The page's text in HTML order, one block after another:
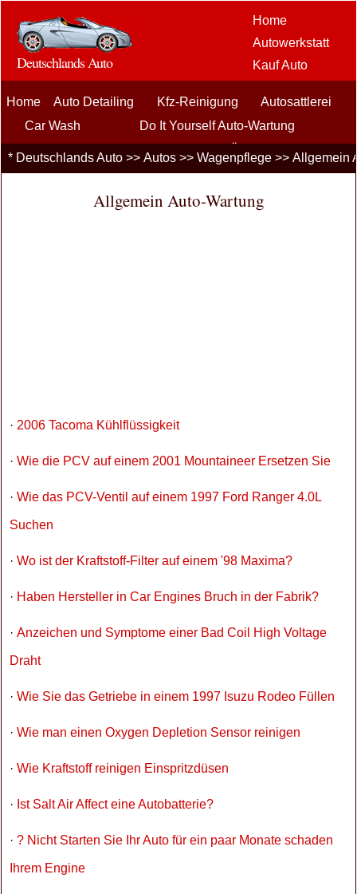
Home
Autowerkstatt
Kauf Auto
Optionen
Auto-
Kfz-
Versicherung
Car Loans
Finanzierung
Deutschlands Auto
Home Auto Detailing Kfz-Reinigung
Autosattlerei
Car Wash
Do It Yourself Auto-Wartung
Allgemein Auto-Wartung
Ölwechsel
Professionelle Auto-Wartung
Reifenwartung Tune Ups
* Deutschlands Auto >> Autos >> Wagenpflege >> Allgemein
Allgemein Auto-Wartung
· 2006 Tacoma Kühlflüssigkeit
· Wie die PCV auf einem 2001 Mountaineer Ersetzen Sie
· Wie das PCV-Ventil auf einem 1997 Ford Ranger 4.0L
Suchen
· Wo ist der Kraftstoff-Filter auf einem '98 Maxima?
· Haben Hersteller in Car Engines Bruch in der Fabrik?
· Anzeichen und Symptome einer Bad Coil High Voltage
Draht
· Wie Sie das Getriebe in einem 1997 Isuzu Rodeo Füllen
· Wie man einen Oxygen Depletion Sensor reinigen
· Wie Kraftstoff reinigen Einspritzdüsen
· Ist Salt Air Affect eine Autobatterie?
· ? Nicht Starten Sie Ihr Auto für ein paar Monate schaden
Ihrem Engine